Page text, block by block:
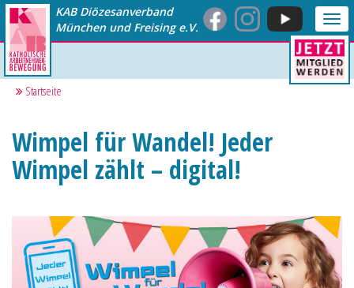
KAB Diözesanverband
München und Freising e.V.
Startseite
Wimpel für Wandel! Jeder
Wimpel zählt – digital!